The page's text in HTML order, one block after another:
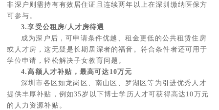
非深户则需持有有效居住证且连续两年以上在深圳缴纳医保方
可参与。
3.享受公租房/人才房待遇
成为深户后，可申请条件优越、租金更低的公共租赁住房
或人才房，这无疑是长期居深者的福音。符合条件者还可用于
学位申请，轻松解决子女教育问题。
4.高额人才补贴，最高可达10万元
深圳市各区如龙岗区、南山区、罗湖区等为引进优秀人才
提供丰厚补贴，例如35岁以下博士学历人才可获得高达10万元
的人力资源补贴。